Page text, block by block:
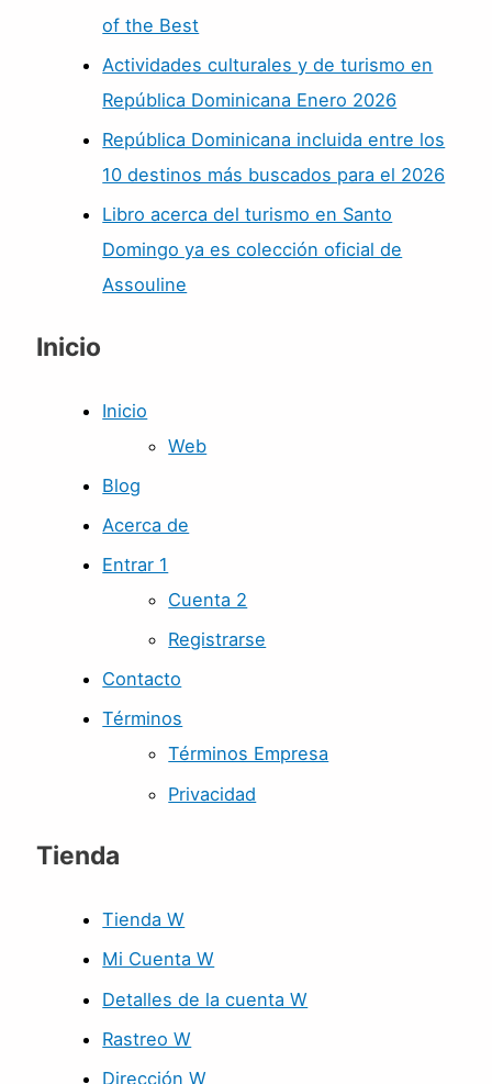
of the Best
Actividades culturales y de turismo en
República Dominicana Enero 2026
República Dominicana incluida entre los
10 destinos más buscados para el 2026
Libro acerca del turismo en Santo
Domingo ya es colección oficial de
Assouline
Inicio
Inicio
Web
Blog
Acerca de
Entrar 1
Cuenta 2
Registrarse
Contacto
Términos
Términos Empresa
Privacidad
Tienda
Tienda W
Mi Cuenta W
Detalles de la cuenta W
Rastreo W
Dirección W